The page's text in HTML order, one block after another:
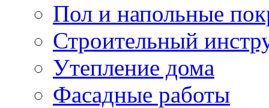
Пол и напольные
Строительный
Утепление дома
Фасадные работы